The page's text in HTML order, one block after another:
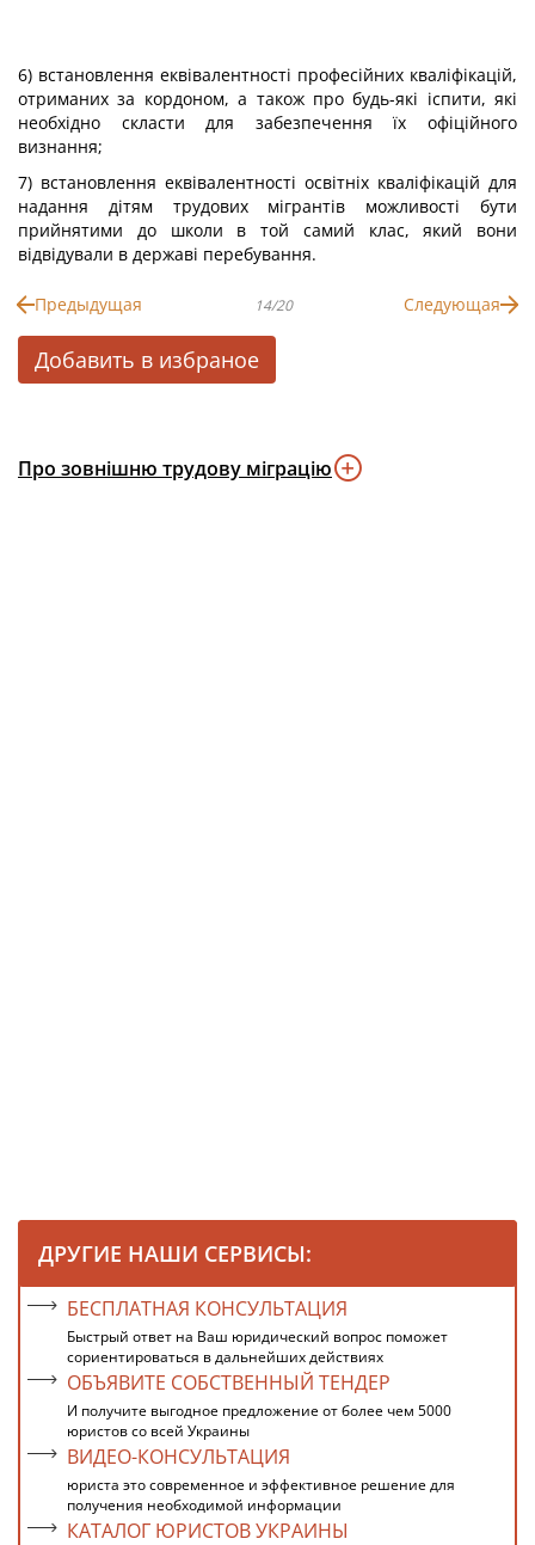
6) встановлення еквівалентності професійних кваліфікацій,
отриманих за кордоном, а також про будь-які іспити, які
необхідно скласти для забезпечення їх офіційного
визнання;
7) встановлення еквівалентності освітніх кваліфікацій для
надання дітям трудових мігрантів можливості бути
прийнятими до школи в той самий клас, який вони
відвідували в державі перебування.
Предыдущая 14/20 Следующая
Добавить в избраное
Про зовнішню трудову міграцію
ДРУГИЕ НАШИ СЕРВИСЫ:
БЕСПЛАТНАЯ КОНСУЛЬТАЦИЯ
Быстрый ответ на Ваш юридический вопрос поможет
сориентироваться в дальнейших действиях
ОБЪЯВИТЕ СОБСТВЕННЫЙ ТЕНДЕР
И получите выгодное предложение от более чем 5000
юристов со всей Украины
ВИДЕО-КОНСУЛЬТАЦИЯ
юриста это современное и эффективное решение для
получения необходимой информации
КАТАЛОГ ЮРИСТОВ УКРАИНЫ